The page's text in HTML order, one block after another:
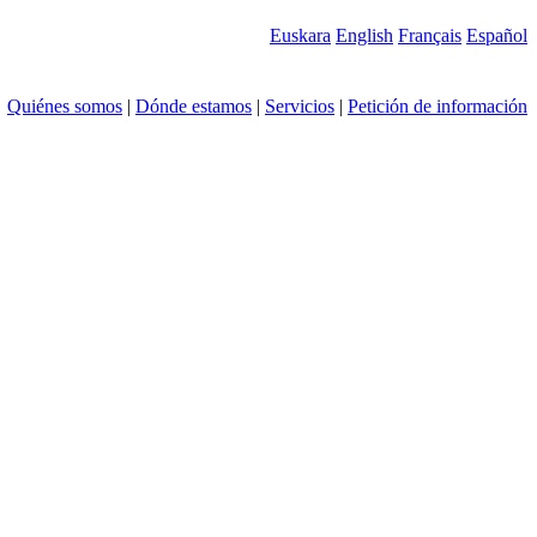
Euskara English Français Español
Quiénes somos | Dónde estamos | Servicios | Petición de información